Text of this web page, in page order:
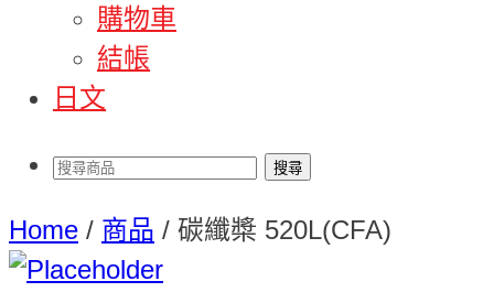
購物車
結帳
日文
Home / 商品 / 碳纖槳 520L(CFA)